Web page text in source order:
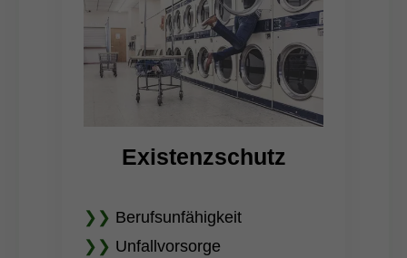
Existenzschutz
❯❯ Berufsunfähigkeit
❯❯ Unfallvorsorge